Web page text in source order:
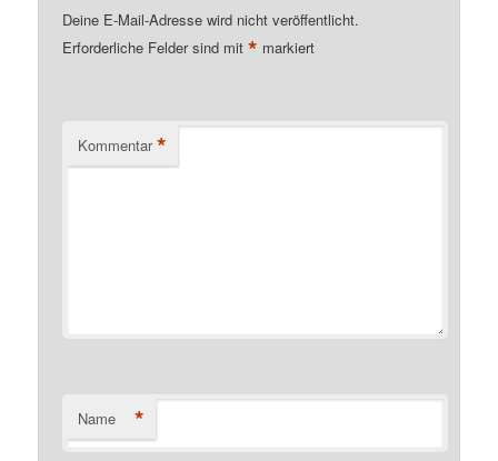
Deine E-Mail-Adresse wird nicht veröffentlicht.
Erforderliche Felder sind mit* markiert
Kommentar *
Name *